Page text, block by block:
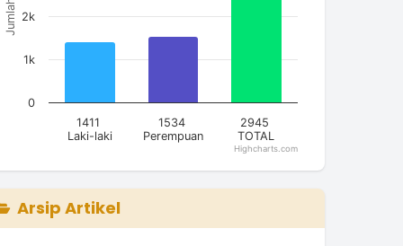
Jumlah
1411
Laki-laki
1534
Perempuan
2945
TOTAL
0
1k
2k
Highcharts.com
Arsip Artikel